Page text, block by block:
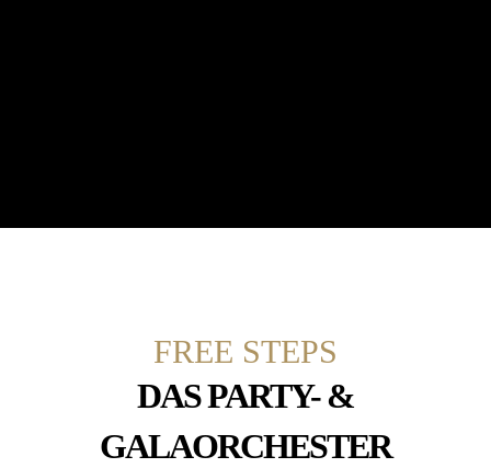
FREE STEPS
DAS PARTY- &
GALAORCHESTER